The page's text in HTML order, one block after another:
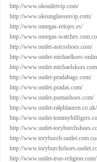
http://www.okoutletvip.com/
http://www.oksunglassesvip.com/
http://www.omegas-relojes.es/
http://www.omegas-
http://www.outlet-asicsshoes.com/
http://www.outlet-michaelkors-
http://www.outlet-
http://www.outlet-pradabags.com/
http://www.outlet-pradas.com/
http://www.outlet-pumashoes.com/
http://www.outlet-ralphlauren.co.uk/
http://www.outlet-
http://www.outlet-
http://www.toryburch-outlet.com.co/
http://www.toryburchshoes-
http://www.outlet-true-religion.com/